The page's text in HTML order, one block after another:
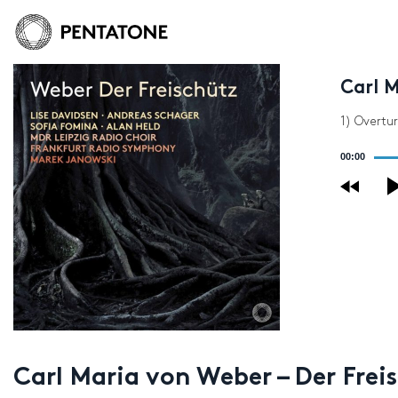
Carl
1)
00:00
Carl Maria von Weber – Der